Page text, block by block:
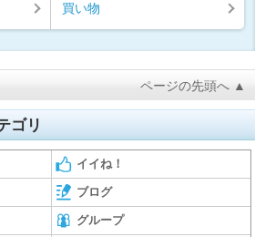
買い物
ページの先頭へ ▲
ゴリ
イイね！
ブログ
グループ